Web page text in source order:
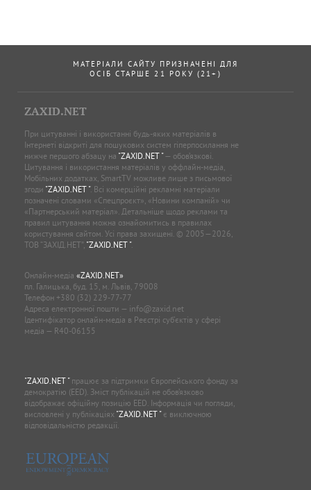
МАТЕРІАЛИ САЙТУ ПРИЗНАЧЕНІ ДЛЯ
ОСІБ СТАРШЕ 21 РОКУ (21+)
ZAXID.NET
При цитуванні і використанні будь-яких матеріалів в
Інтернеті відкриті для пошукових систем гіперпосилання не
нижче першого абзацу на "ZAXID.NET "— обов’язкові.
Цитування і використання матеріалів у оффлайн-медіа,
Мобільних додатках, SmartTV можливе лише з письмової
згоди "ZAXID.NET ". Всі комерційні рекламні матеріали
позначені словами «Спецпроєкт», «Новини компаній» чи
«Партнерський матеріал». Детальніше щодо реклами та
правил цитування можна ознайомитись в правилах
користування сайтом. Усі права захищені. © 2005—2026,
ТОВ “ЗАХІД.НЕТ”, "ZAXID.NET ".
Онлайн-медіа «ZAXID.NET»
пл. Галицька, буд. 15, м. Львів, 79008
Телефон +380 (32) 229-77-77
Адреса електронної пошти — info@zaxid.net
Ідентифікатор онлайн-медіа в Реєстрі суб'єктів у сфері
медіа — R40-06155
"ZAXID.NET "працює за підтримки Європейського фонду за
демократію (EED). Зміст публікацій не обов’язково
відображає офіційну позицію EED. Інформація чи погляди,
висловлені у публікаціях "ZAXID.NET "є виключною
відповідальністю редакції.